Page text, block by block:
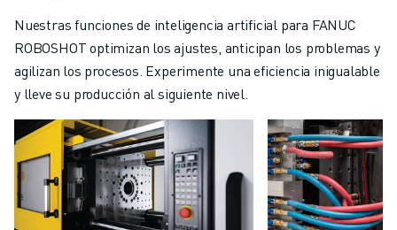
Nuestras funciones de inteligencia artificial para FANUC
ROBOSHOT optimizan los ajustes, anticipan los problemas y
agilizan los procesos. Experimente una eficiencia inigualable
y lleve su producción al siguiente nivel.